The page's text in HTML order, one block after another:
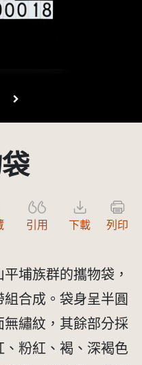
業性 3.0 台灣及其後版本(CC BY-NC 3.0 TW
TW +)
引用 下載 列印
埔族群的攜物袋，
合成。袋身呈半圓
繡紋，其餘部分採
粉紅、褐、深褐色